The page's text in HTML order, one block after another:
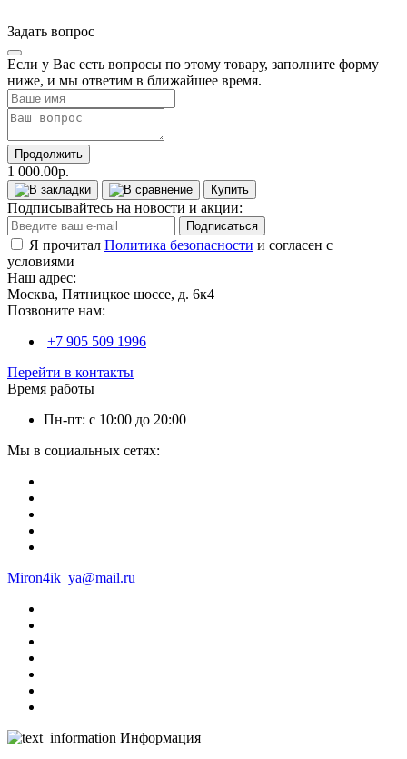
Задать вопрос
Если у Вас есть вопросы по этому товару, заполните форму
ниже, и мы ответим в ближайшее время.
Продолжить
1 000.00р.
Купить
Подписывайтесь на новости и акции:
Подписаться
Я прочитал Политика безопасности и согласен с
условиями
Наш адрес:
Москва, Пятницкое шоссе, д. 6к4
Позвоните нам:
+7 905 509 1996
Перейти в контакты
Время работы
Пн-пт: с 10:00 до 20:00
Мы в социальных сетях:
Miron4ik_ya@mail.ru
Информация